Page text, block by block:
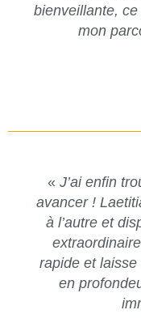
bienveillante,
mon
« J’ai enfin
avancer !
à l’autre et
rapide et
en